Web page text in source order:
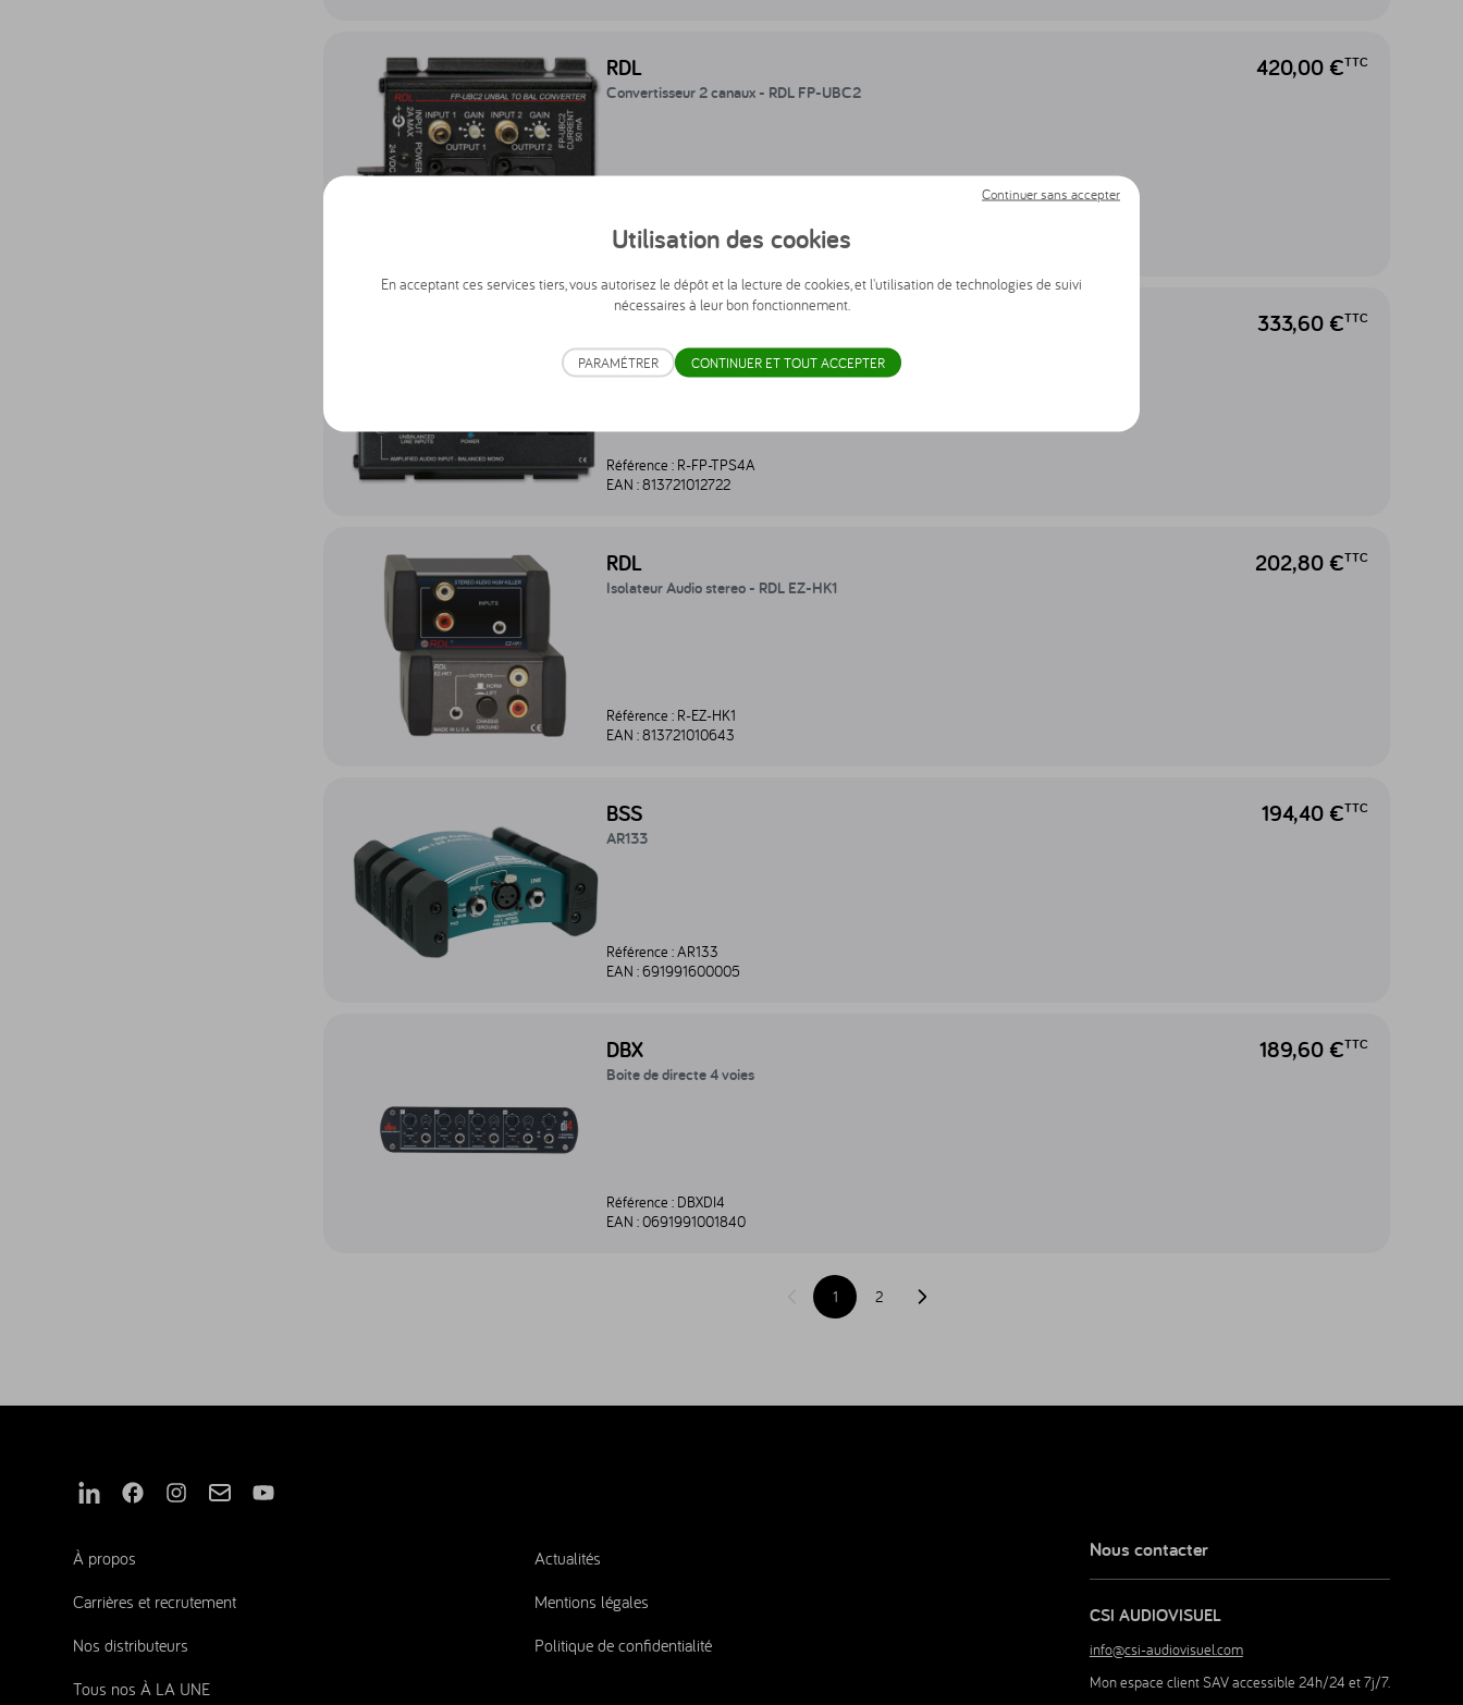
RDL
Convertisseur 2 canaux - RDL FP-UBC2
420,00 €TTC
Référence :
R-FP-UBC2
EAN :813721012418
Accéder au produit Emetteur audio - RDL FP-TPS4A - R-FP-TPS4A
Emetteur audio - RDL FP-TPS4A
333,60 €TTC
Référence : R-FP-TPS4A
EAN :813721012722
RDL
Isolateur Audio stereo - RDL EZ-HK1
202,80 €TTC
Référence : R-EZ-HK1
EAN :813721010643
BSS
AR133
194,40 €TTC
Référence :AR133
EAN :691991600005
DBX
Boite de directe 4 voies
189,60 €TTC
Référence : DBXDI4
EAN :0691991001840
Page précédente
1 2 Page suivante
Nous suivre sur Linkedin
Nous suivre sur Facebook
Nous suivre sur Instagram
Nous suivre sur Mail
Nous suivre sur Youtube
À propos
Carrières et recrutement
Nos distributeurs
Tous nos À LA UNE
Actualités
Mentions légales
Politique de confidentialité
Nous contacter
CSI AUDIOVISUEL
info@csi-audiovisuel.com
Mon espace client SAV accessible 24h/24 et 7j/7.
Utilisation des cookies
En acceptant ces services tiers, vous autorisez le dépôt et la lecture de cookies, et l'utilisation de technologies de suivi
nécessaires à leur bon fonctionnement.
Continuer sans accepter
PARAMÉTRER CONTINUER ET TOUT ACCEPTER